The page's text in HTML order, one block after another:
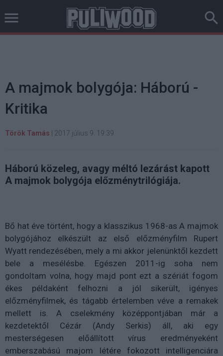
A majmok bolygója: Háború -
Kritika
Török Tamás 2017 július 9. 19:39
Háború közeleg, avagy méltó lezárást kapott
A majmok bolygója előzménytrilógiája.
Bő hat éve történt, hogy a klasszikus 1968-as A majmok
bolygójához elkészült az első előzményfilm Rupert
Wyatt rendezésében, mely a mi akkor jelenünktől kezdett
bele a mesélésbe. Egészen 2011-ig soha nem
gondoltam volna, hogy majd pont ezt a szériát fogom
ékes példaként felhozni a jól sikerült, igényes
előzményfilmek, és tágabb értelemben véve a remakek
mellett is. A cselekmény középpontjában már a
kezdetektől Cézár (Andy Serkis) áll, aki egy
mesterségesen előállított vírus eredményeként
emberszabású majom létére fokozott intelligenciára